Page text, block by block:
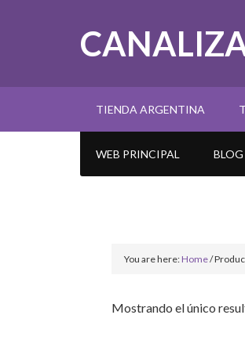
TIENDA ARGENTINA
WEB PRINCIPAL BLOG
You are here:Home/
Mostrando el único